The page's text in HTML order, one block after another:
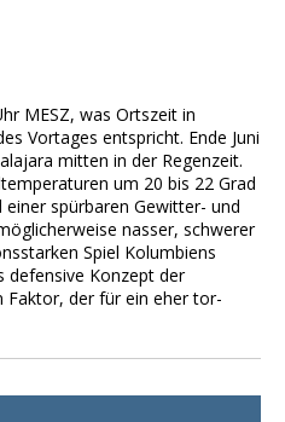
MESZ, was Ortszeit in
Vortages entspricht. Ende Juni
mitten in der Regenzeit.
um 20 bis 22 Grad
spürbaren Gewitter- und
nasser, schwerer
Spiel Kolumbiens
defensive Konzept der
Faktor, der für ein eher tor-